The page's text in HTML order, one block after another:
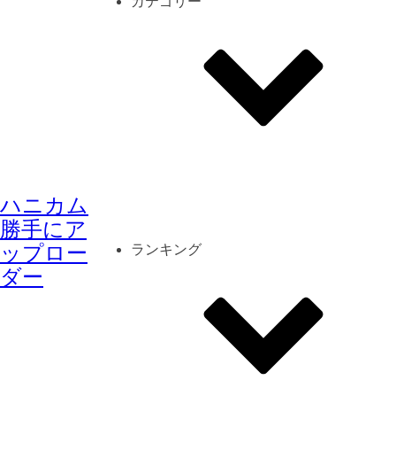
ハニカム
勝手にア
ップロー
ダー
ランキング